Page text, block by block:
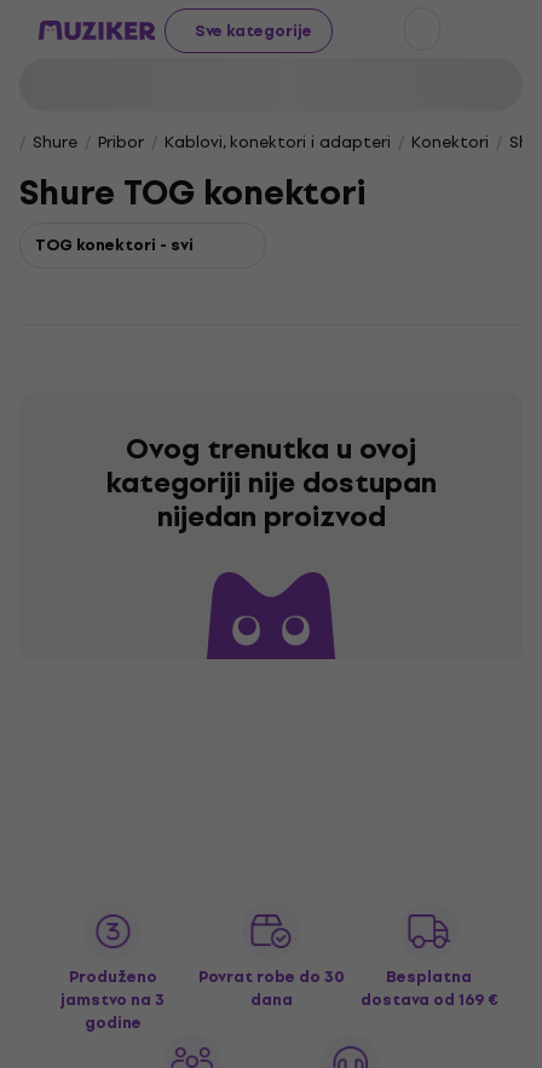
Sve kategorije
Shure Pribor Kablovi, konektori i adapteri Konektori
Shure TOG konektori
TOG konektori - svi
Ovog trenutka u ovoj
kategoriji nije dostupan
nijedan proizvod
Produženo
jamstvo na 3
godine
Povrat robe do 30
dana
Besplatna
dostava od 169 €